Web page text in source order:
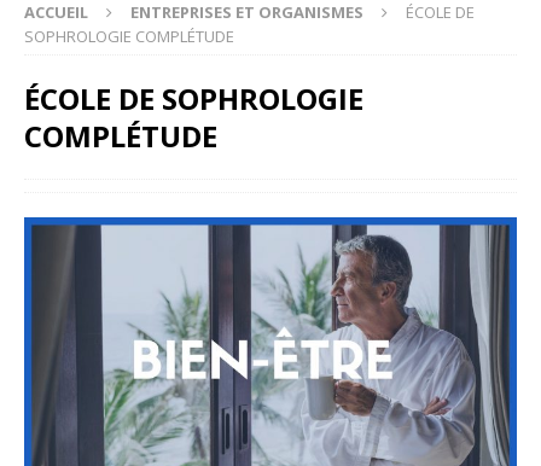
ACCUEIL ENTREPRISES ET ORGANISMES
ÉCOLE DE
SOPHROLOGIE COMPLÉTUDE
ÉCOLE DE SOPHROLOGIE
COMPLÉTUDE